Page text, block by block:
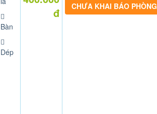
Bàn
Dép
đ
CHƯA KHAI BÁO PHÒNG